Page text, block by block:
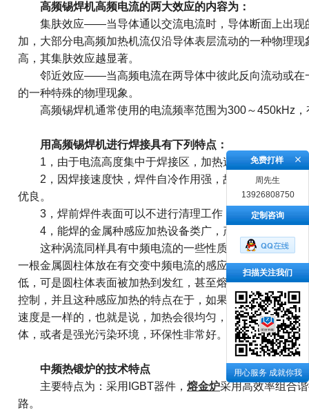
高频锡焊机高频电流的两大效应的内容为：
集肤效应——当导体通以交流电流时，导体断面上出现
加，大部分电高频加热机流仅沿导体表层流动的一种物理
高，其集肤效应越显著。
邻近效应——当高频电流在两导体中彼此反向流动或在
的一种特殊的物理现象。
高频锡焊机通常使用的电流频率范围为300～450kHz，
用高频锡焊机进行焊接具有下列特点：
1，由于电流高度集中于焊接区，加热速度极快，因而
2，因焊接速度快，焊件自冷作用强，故不仅热影响区
优良。
3，焊前焊件表面可以不进行清理工作，因而提高了效
4，能焊的金属种感应加热设备类广，产品的形状规格
这种涡流同样具有中频电流的一些性质，金属自身的自
一根金属圆柱体放在有交变中频电流的感应圈里，金属圆
低，可是圆柱体表面被加热到发红，甚至熔化，而且这种
控制，并且这种感应加热的特点在于，如果圆柱体放在线
速度是一样的，也就是说，加热会很均匀，这是很大的一
体，或者是强光污染环境，环保性非常好。
中频热锻炉的技术特点
主要特点为：采用IGBT器件， 熔金炉采用高效率组合
路。
免费打样
周先生
13926808750
定制咨询
扫描关注我们
用心服务 成就你我